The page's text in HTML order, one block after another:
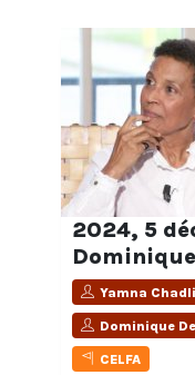
2024, 5
Yamna
Dominique
CELFA